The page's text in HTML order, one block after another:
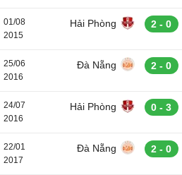
01/08
2015
Hải Phòng 2 - 0
25/06
2016
Đà Nẵng 2 - 0
24/07
2016
Hải Phòng 0 - 3
22/01
2017
Đà Nẵng 2 - 0